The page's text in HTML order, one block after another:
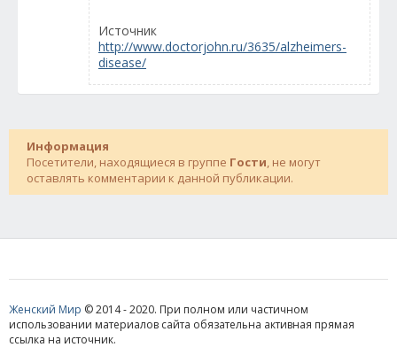
Источник
http://www.doctorjohn.ru/3635/alzheimers-
disease/
Информация
Посетители, находящиеся в группе Гости, не могут
оставлять комментарии к данной публикации.
Женский Мир © 2014 - 2020. При полном или частичном
использовании материалов сайта обязательна активная прямая
ссылка на источник.